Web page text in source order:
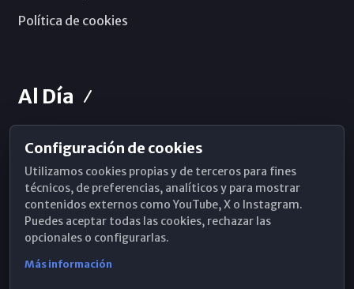
Política de cookies
Al Día
Horarios de Misa
Hemeroteca
WhatsApp
Configuración de cookies
Utilizamos cookies propias y de terceros para fines
técnicos, de preferencias, analíticos y para mostrar
contenidos externos como YouTube, X o Instagram.
Puedes aceptar todas las cookies, rechazar las
opcionales o configurarlas.
Más información